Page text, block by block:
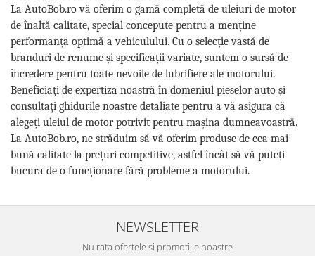
La AutoBob.ro vă oferim o gamă completă de uleiuri de motor
de înaltă calitate, special concepute pentru a menține
performanța optimă a vehiculului. Cu o selecție vastă de
branduri de renume și specificații variate, suntem o sursă de
încredere pentru toate nevoile de lubrifiere ale motorului.
Beneficiați de expertiza noastră în domeniul pieselor auto și
consultați ghidurile noastre detaliate pentru a vă asigura că
alegeți uleiul de motor potrivit pentru mașina dumneavoastră.
La AutoBob.ro, ne străduim să vă oferim produse de cea mai
bună calitate la prețuri competitive, astfel încât să vă puteți
bucura de o funcționare fără probleme a motorului.
NEWSLETTER
Nu rata ofertele si promotiile noastre